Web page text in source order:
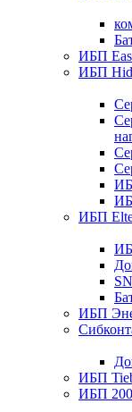
ИБП
ИБП
ИБП
ИБП
ИБП
ИБП